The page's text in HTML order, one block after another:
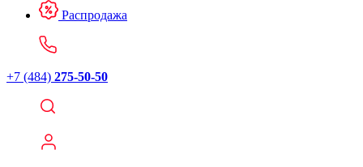
Распродажа
+7 (484) 275-50-50